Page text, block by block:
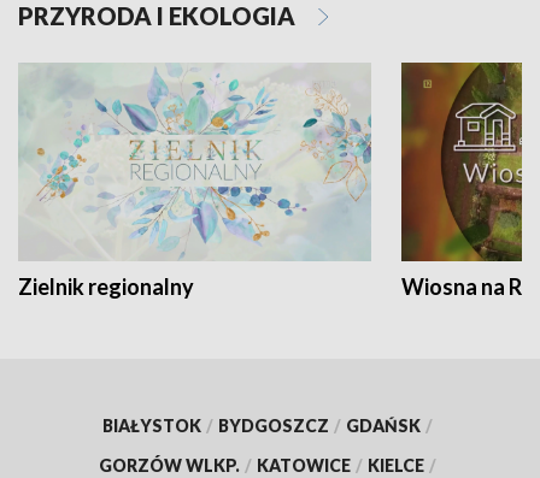
PRZYRODA I EKOLOGIA
Zielnik regionalny Wiosna na
BIAŁYSTOK / BYDGOSZCZ / GDAŃSK /
GORZÓW WLKP. / KATOWICE / KIELCE /